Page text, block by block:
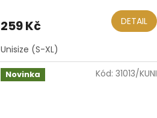
259 Kč DETAIL
Unisize (S-XL)
Novinka Kód: 31013/KUNI